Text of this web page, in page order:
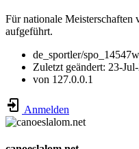
Für nationale
aufgeführt.
de_sportler/
Zuletzt geändert: 23-
von 127.0.0.1
Anmelden